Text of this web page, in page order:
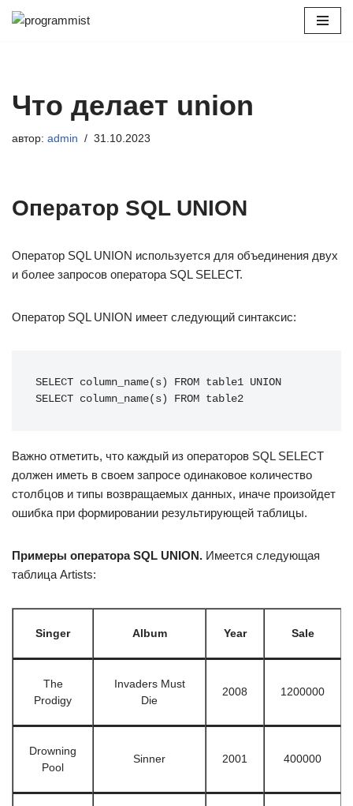
Что делает union
автор: admin 31.10.2023
Оператор SQL UNION
Оператор SQL UNION используется для объединения двух
и более запросов оператора SQL SELECT.
Оператор SQL UNION имеет следующий синтаксис:
SELECT column_name(s) FROM table1 UNION
SELECT column_name(s) FROM table2
Важно отметить, что каждый из операторов SQL SELECT
должен иметь в своем запросе одинаковое количество
столбцов и типы возвращаемых данных, иначе произойдет
ошибка при формировании результирующей таблицы.
Примеры оператора SQL UNION. Имеется следующая
таблица Artists:
Singer Album Year Sale
The
Prodigy
Invaders Must
Die
2008 1200000
Drowning
Pool
Sinner 2001 400000